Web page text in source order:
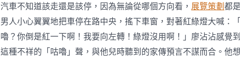
汽車不知道該走還是該停，因為無論從哪個方向看， 展覽策劃都
男人小心翼翼地把車停在路中央，搖下車窗，對著紅綠燈大喊：
嚕？你倒是紅一下啊！我要向左轉！綠燈沒用啊！」廖沾沾感覺
這種不祥的「咕嚕」聲，與他兒時聽到的家傳預言不謀而合。他